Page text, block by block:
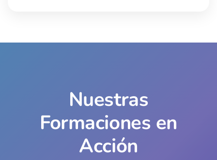
Nuestras
Formaciones en
Acción